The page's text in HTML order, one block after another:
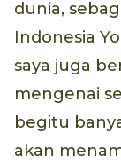
dunia,
Indonesia
saya juga
mengenai
begitu
akan